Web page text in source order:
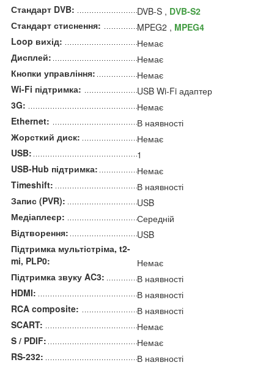
Стандарт DVB:
DVB-S , DVB-S2
Стандарт стиснення:
MPEG2 , MPEG4
Loop вихід:
Немає
Дисплей:
Немає
Кнопки управління:
Немає
Wi-Fi підтримка:
USB Wi-Fi адаптер
3G:
Немає
Ethernet:
В наявності
Жорсткий диск:
Немає
USB:
1
USB-Hub підтримка:
Немає
Timeshift:
В наявності
Запис (PVR):
USB
Медіаплеєр:
Середній
Відтворення:
USB
Підтримка мультістріма, t2-
mi, PLP0:
Немає
Підтримка звуку AC3:
В наявності
HDMI:
В наявності
RCA composite:
В наявності
SCART:
Немає
S / PDIF:
Немає
RS-232:
В наявності